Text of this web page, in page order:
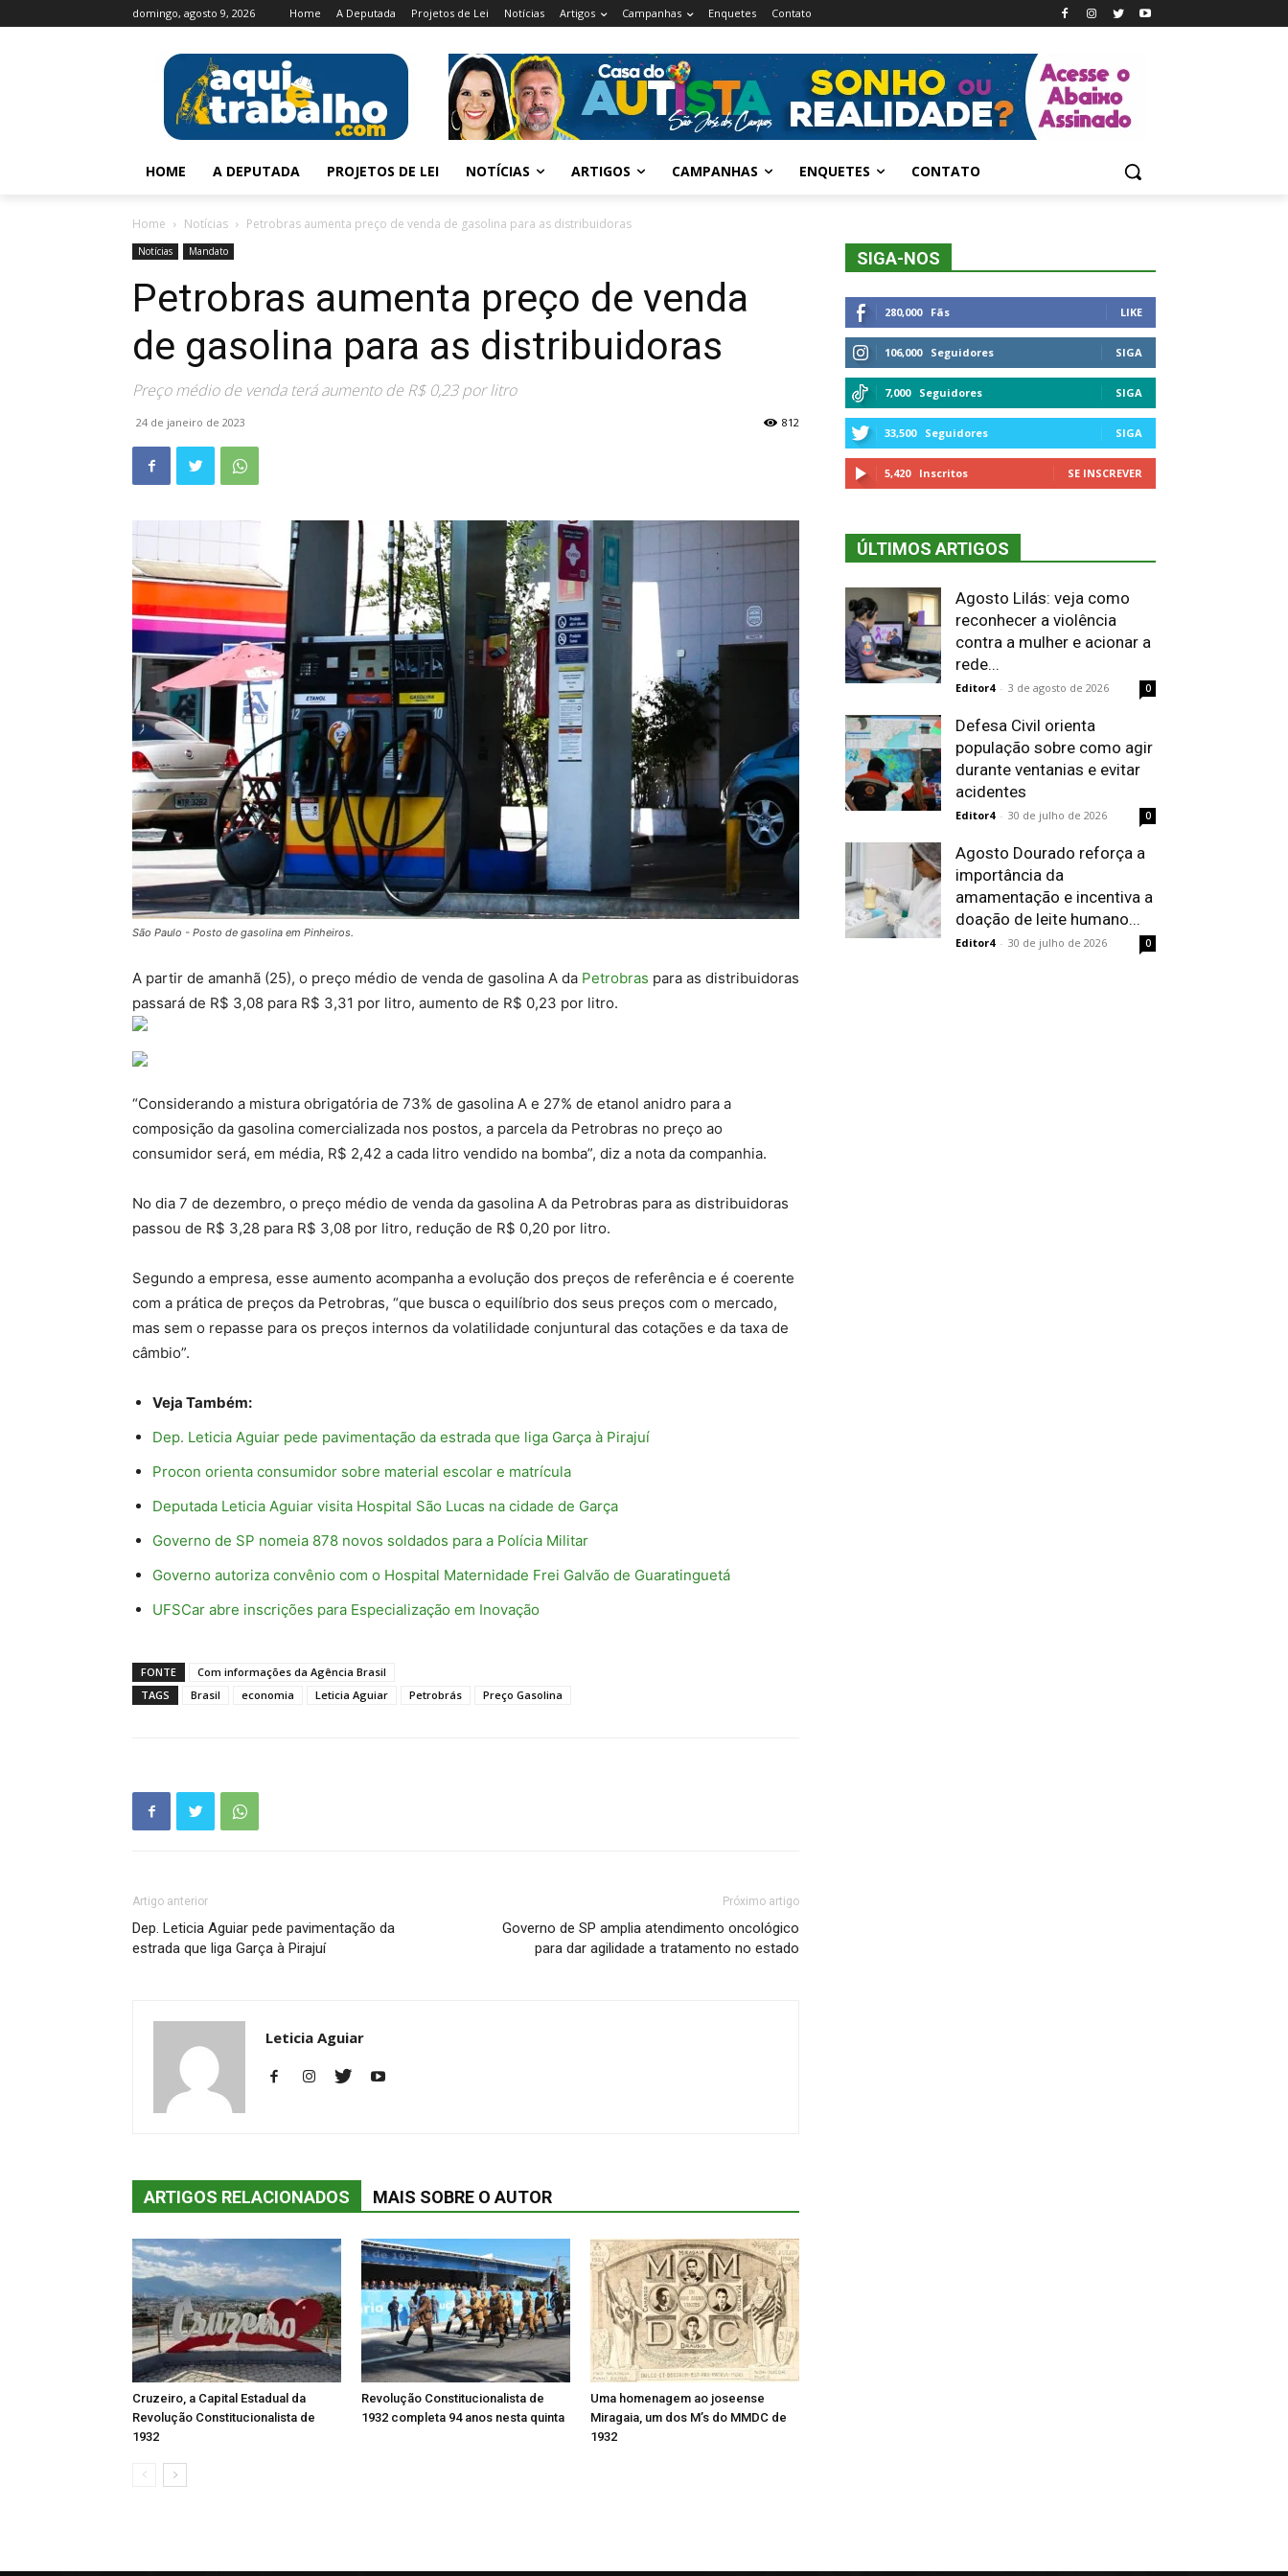
domingo, agosto 9, 2026 Home A Deputada Projetos de Lei Notícias Artigos Campanhas Enquetes Contato
HOME A DEPUTADA PROJETOS DE LEI NOTÍCIAS ARTIGOS CAMPANHAS ENQUETES CONTATO
Home Notícias Petrobras aumenta preço de venda de gasolina para as distribuidoras
Notícias Mandato
Petrobras aumenta preço de venda
de gasolina para as distribuidoras
Preço médio de venda terá aumento de R$ 0,23 por litro
24 de janeiro de 2023 812
São Paulo - Posto de gasolina em Pinheiros.
A partir de amanhã (25), o preço médio de venda de gasolina A da Petrobras para as distribuidoras
passará de R$ 3,08 para R$ 3,31 por litro, aumento de R$ 0,23 por litro.
“Considerando a mistura obrigatória de 73% de gasolina A e 27% de etanol anidro para a
composição da gasolina comercializada nos postos, a parcela da Petrobras no preço ao
consumidor será, em média, R$ 2,42 a cada litro vendido na bomba”, diz a nota da companhia.
No dia 7 de dezembro, o preço médio de venda da gasolina A da Petrobras para as distribuidoras
passou de R$ 3,28 para R$ 3,08 por litro, redução de R$ 0,20 por litro.
Segundo a empresa, esse aumento acompanha a evolução dos preços de referência e é coerente
com a prática de preços da Petrobras, “que busca o equilíbrio dos seus preços com o mercado,
mas sem o repasse para os preços internos da volatilidade conjuntural das cotações e da taxa de
câmbio”.
Veja Também:
Dep. Leticia Aguiar pede pavimentação da estrada que liga Garça à Pirajuí
Procon orienta consumidor sobre material escolar e matrícula
Deputada Leticia Aguiar visita Hospital São Lucas na cidade de Garça
Governo de SP nomeia 878 novos soldados para a Polícia Militar
Governo autoriza convênio com o Hospital Maternidade Frei Galvão de Guaratinguetá
UFSCar abre inscrições para Especialização em Inovação
FONTE
Com informações da Agência Brasil
TAGS
Brasil economia Leticia Aguiar Petrobrás Preço Gasolina
Artigo anterior
Dep. Leticia Aguiar pede pavimentação da
estrada que liga Garça à Pirajuí
Próximo artigo
Governo de SP amplia atendimento oncológico
para dar agilidade a tratamento no estado
Leticia Aguiar
ARTIGOS RELACIONADOS MAIS SOBRE O AUTOR
Cruzeiro, a Capital Estadual da
Revolução Constitucionalista de
1932
Revolução Constitucionalista de
1932 completa 94 anos nesta quinta
Uma homenagem ao joseense
Miragaia, um dos M’s do MMDC de
1932
SIGA-NOS
280,000 Fãs LIKE
106,000 Seguidores SIGA
7,000 Seguidores SIGA
33,500 Seguidores SIGA
5,420 Inscritos SE INSCREVER
ÚLTIMOS ARTIGOS
Agosto Lilás: veja como
reconhecer a violência
contra a mulher e acionar a
rede...
Editor4 - 3 de agosto de 2026 0
Defesa Civil orienta
população sobre como agir
durante ventanias e evitar
acidentes
Editor4 - 30 de julho de 2026 0
Agosto Dourado reforça a
importância da
amamentação e incentiva a
doação de leite humano...
Editor4 - 30 de julho de 2026 0